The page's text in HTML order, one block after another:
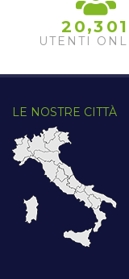
2 0,3 01
UTENTI
LE NOSTRE CITTÀ